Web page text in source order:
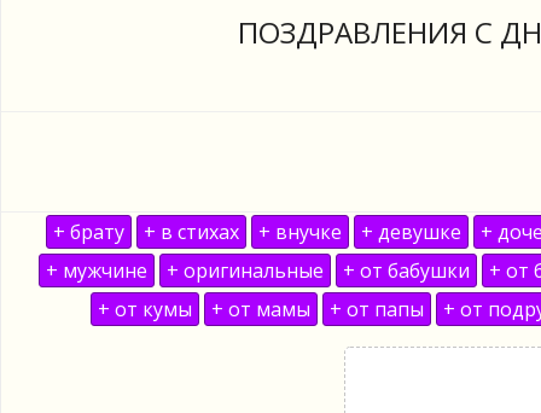
ПОЗДРАВЛЕНИЯ С
+ брату + в стихах + внучке + девушке
+
+ мужчине
+ оригинальные + от бабушки
+ от
+ от кумы
+ от мамы + от папы + от